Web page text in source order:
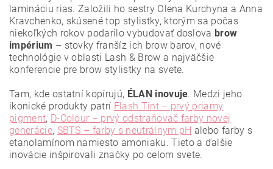
Vložením hodnotenie súhlasíte spodmienkami ochrany
osobných údajov.
lamináciu rias. Založili ho sestry Olena Kurchyna a Anna
Kravchenko, skúsené top stylistky, ktorým sa počas
niekoľkých rokov podarilo vybudovať doslovabrow
impérium – stovky franšíz ich brow barov, nové
technológie v oblasti Lash & Brow a najväčšie
konferencie pre brow stylistky na svete.
Tam, kde ostatní kopírujú, ÉLAN inovuje. Medzi jeho
ikonické produkty patrí Flash Tint – prvý priamy
pigment, D-Colour – prvý odstraňovač farby novej
generácie, SBTS – farby s neutrálnym pH alebo farby s
etanolamínom namiesto amoniaku. Tieto a ďalšie
inovácie inšpirovali značky po celom svete.